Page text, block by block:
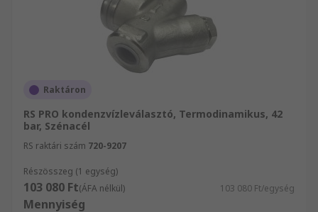
Raktáron
RS PRO kondenzvízleválasztó, Termodinamikus, 42
bar, Szénacél
RS raktári szám 720-9207
Részösszeg (1 egység)
103 080 Ft(ÁFA nélkül) 103 080 Ft/egység
Mennyiség